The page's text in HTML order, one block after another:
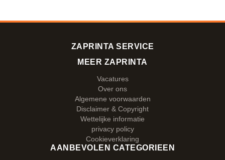
ZAPRINTA SERVICE
MEER ZAPRINTA
Vacatures
Over ons
Algemene voorwaarden
Disclaimer & Copyright
Wettelijke informatie
privacy policy
Cookieverklaring
AANBEVOLEN CATEGORIEEN